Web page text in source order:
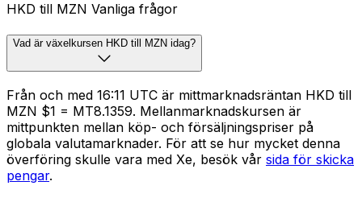
HKD till MZN Vanliga frågor
Vad är växelkursen HKD till MZN idag?
Från och med 16:11 UTC är mittmarknadsräntan HKD till
MZN $1 = MT8.1359. Mellanmarknadskursen är
mittpunkten mellan köp- och försäljningspriser på
globala valutamarknader. För att se hur mycket denna
överföring skulle vara med Xe, besök vår sida för skicka
pengar.